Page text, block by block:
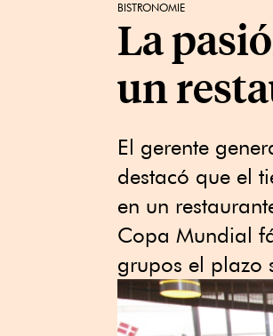
BISTRONOMIE
La
un
El gerente
destacó que el
en un
Copa Mundial
grupos el plazo